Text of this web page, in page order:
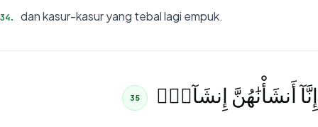
34. dan kasur-kasur yang tebal lagi empuk.
إِنَّآ أَنشَأْنَٰهُنَّ إِنشَآءًۭ 35